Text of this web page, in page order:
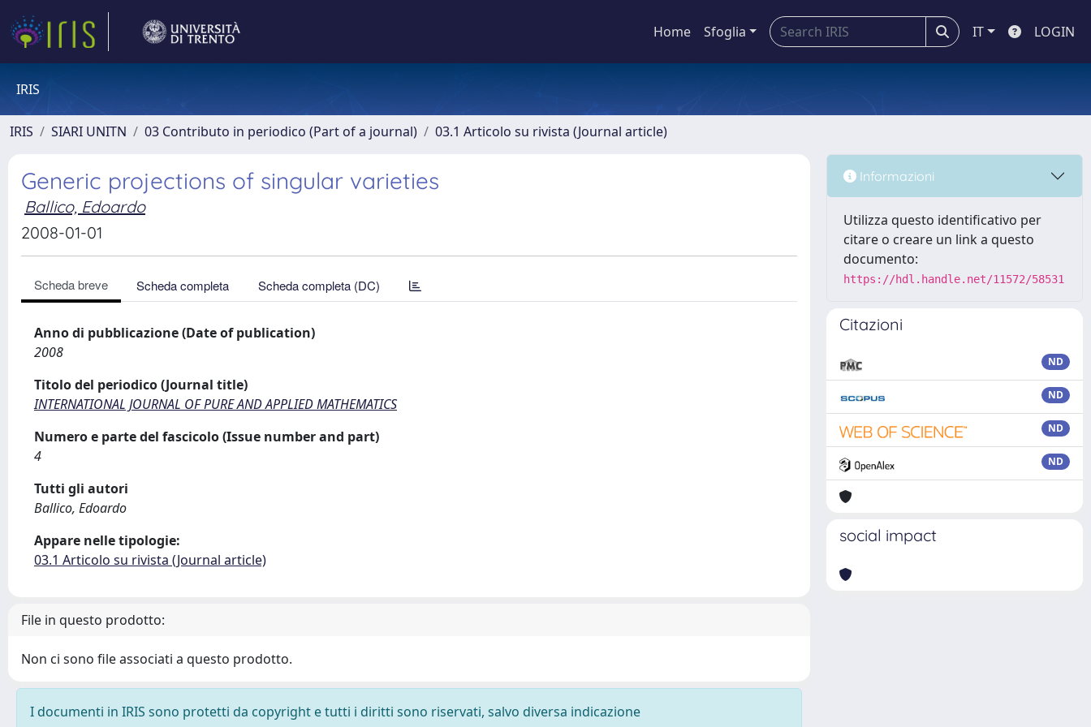
Home Sfoglia IT LOGIN
IRIS
IRIS SIARI UNITN 03 Contributo in periodico (Part of a journal) 03.1 Articolo su rivista (Journal article)
Generic projections of singular varieties
Ballico, Edoardo
2008-01-01
Scheda breve Scheda completa Scheda completa (DC)
Anno di pubblicazione (Date of publication)
2008
Titolo del periodico (Journal title)
INTERNATIONAL JOURNAL OF PURE AND APPLIED MATHEMATICS
Numero e parte del fascicolo (Issue number and part)
4
Tutti gli autori
Ballico, Edoardo
Appare nelle tipologie:
03.1 Articolo su rivista (Journal article)
File in questo prodotto:
Non ci sono file associati a questo prodotto.
I documenti in IRIS sono protetti da copyright e tutti i diritti sono riservati, salvo diversa indicazione
Informazioni
Utilizza questo identificativo per
citare o creare un link a questo
documento:
https://hdl.handle.net/11572/58531
Citazioni
ND
ND
ND
ND
social impact